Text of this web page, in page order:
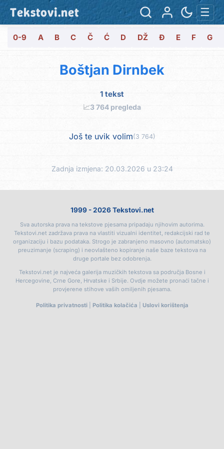
Tekstovi.net ☰
0-9 A B C Č Ć D DŽ Đ E F G
Boštjan Dirnbek
1 tekst
📈3 764 pregleda
Još te uvik volim(3 764)
Zadnja izmjena: 20.03.2026 u 23:24
1999 - 2026 Tekstovi.net
Sva autorska prava na tekstove pjesama pripadaju njihovim autorima.
Tekstovi.net zadržava prava na vlastiti vizualni identitet, redakcijski rad te
organizaciju i bazu podataka. Strogo je zabranjeno masovno (automatsko)
preuzimanje (scraping) i neovlašteno kopiranje naše baze tekstova na
druge portale bez odobrenja.
Tekstovi.net je najveća galerija muzičkih tekstova sa područja Bosne i
Hercegovine, Crne Gore, Hrvatske i Srbije. Ovdje možete pronaći tačne i
provjerene stihove vaših omiljenih pjesama.
Politika privatnosti| Politika kolačića Uslovi korištenja